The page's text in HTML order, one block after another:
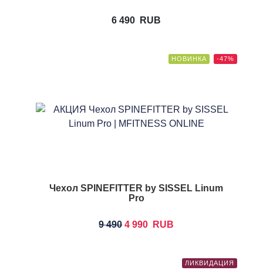
6 490 RUB
НОВИНКА -47%
Чехол SPINEFITTER by SISSEL Linum
Pro
9 490 4 990 RUB
ЛИКВИДАЦИЯ